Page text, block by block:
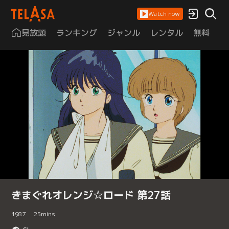
Watch now
見放題 ランキング ジャンル レンタル 無料
きまぐれオレンジ☆ロード 第27話
1987 25mins